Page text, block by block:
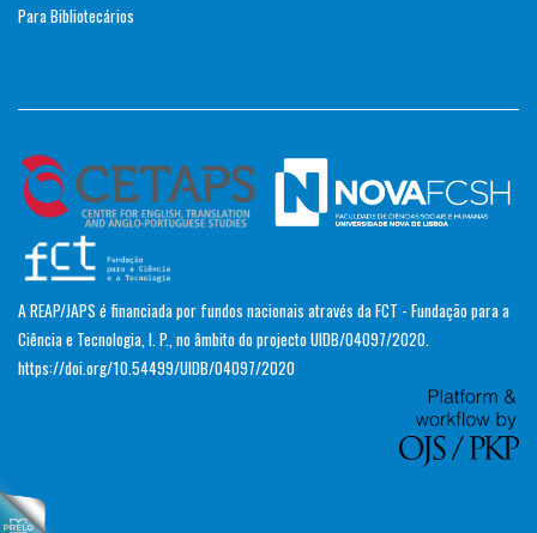
Para Bibliotecários
A REAP/JAPS é financiada por fundos nacionais através da FCT - Fundação para a
Ciência e Tecnologia, I. P., no âmbito do projecto UIDB/04097/2020.
https://doi.org/10.54499/UIDB/04097/2020